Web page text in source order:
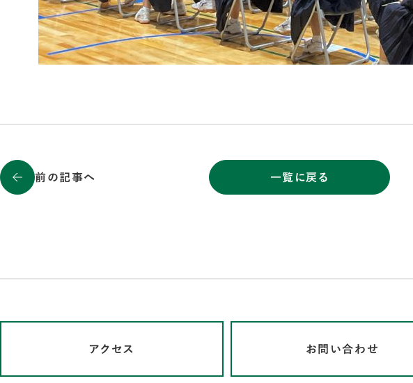
前の記事へ 一覧に戻る
アクセス お問い合わせ